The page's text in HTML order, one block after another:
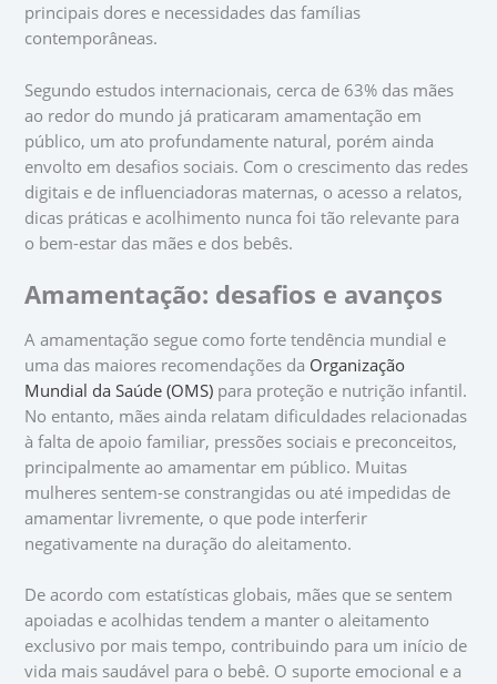
principais dores e necessidades das famílias
contemporâneas.
Segundo estudos internacionais, cerca de 63% das mães
ao redor do mundo já praticaram amamentação em
público, um ato profundamente natural, porém ainda
envolto em desafios sociais. Com o crescimento das redes
digitais e de influenciadoras maternas, o acesso a relatos,
dicas práticas e acolhimento nunca foi tão relevante para
o bem-estar das mães e dos bebês.
Amamentação: desafios e avanços
A amamentação segue como forte tendência mundial e
uma das maiores recomendações da Organização
Mundial da Saúde (OMS) para proteção e nutrição infantil.
No entanto, mães ainda relatam dificuldades relacionadas
à falta de apoio familiar, pressões sociais e preconceitos,
principalmente ao amamentar em público. Muitas
mulheres sentem-se constrangidas ou até impedidas de
amamentar livremente, o que pode interferir
negativamente na duração do aleitamento.
De acordo com estatísticas globais, mães que se sentem
apoiadas e acolhidas tendem a manter o aleitamento
exclusivo por mais tempo, contribuindo para um início de
vida mais saudável para o bebê. O suporte emocional e a